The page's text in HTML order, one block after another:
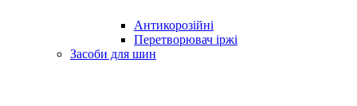
Антикорозійні
Перетворювач іржі
Засоби для шин